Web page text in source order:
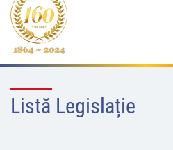
Listă Legislație